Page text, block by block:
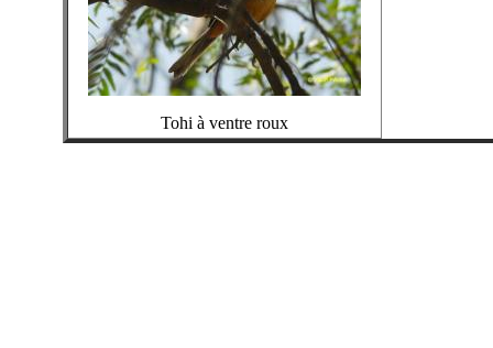
Tohi à ventre roux